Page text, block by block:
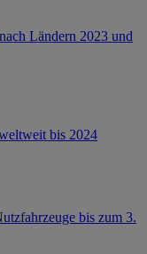
Ländern 2023 und
bis 2024
bis zum 3.